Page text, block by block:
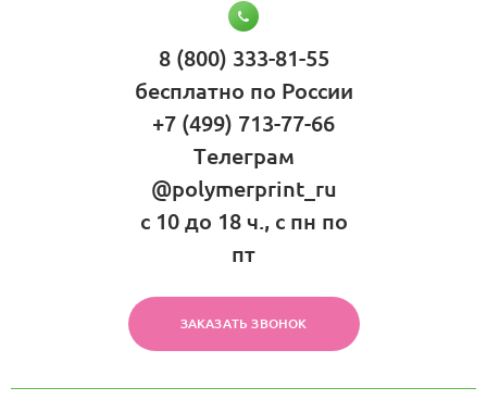
8 (800) 333-81-55
бесплатно по России
+7 (499) 713-77-66
Телеграм
@polymerprint_ru
с 10 до 18 ч., c пн по
пт
ЗАКАЗАТЬ ЗВОНОК